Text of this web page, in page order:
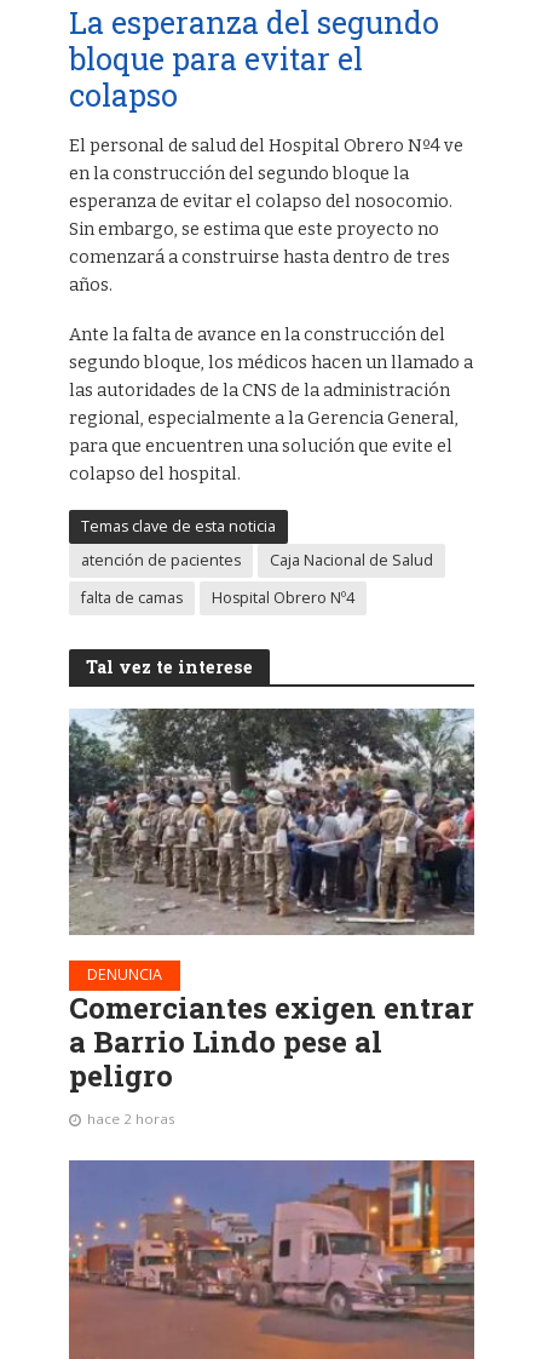
La esperanza del segundo
bloque para evitar el
colapso
El personal de salud del Hospital Obrero Nº4 ve
en la construcción del segundo bloque la
esperanza de evitar el colapso del nosocomio.
Sin embargo, se estima que este proyecto no
comenzará a construirse hasta dentro de tres
años.
Ante la falta de avance en la construcción del
segundo bloque, los médicos hacen un llamado a
las autoridades de la CNS de la administración
regional, especialmente a la Gerencia General,
para que encuentren una solución que evite el
colapso del hospital.
Temas clave de esta noticia
atención de pacientes
Caja Nacional de Salud
falta de camas
Hospital Obrero Nº4
Tal vez te interese
DENUNCIA
Comerciantes exigen entrar
a Barrio Lindo pese al
peligro
hace 2 horas